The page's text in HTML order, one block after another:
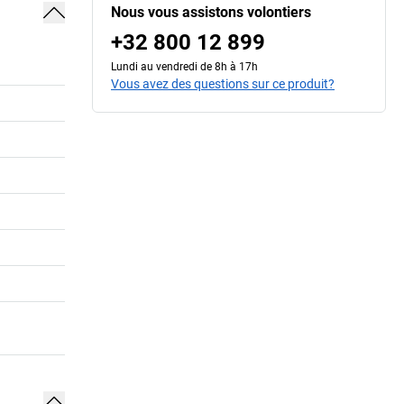
Nous vous assistons volontiers
+32 800 12 899
Lundi au vendredi de 8h à 17h
Vous avez des questions sur ce produit?